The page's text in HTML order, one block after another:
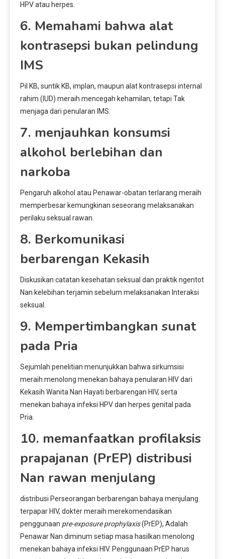
HPV atau herpes.
6. Memahami bahwa alat
kontrasepsi bukan pelindung
IMS
Pil KB, suntik KB, implan, maupun alat kontrasepsi internal
rahim (IUD) meraih mencegah kehamilan, tetapi Tak
menjaga dari penularan IMS.
7. menjauhkan konsumsi
alkohol berlebihan dan
narkoba
Pengaruh alkohol atau Penawar-obatan terlarang meraih
memperbesar kemungkinan seseorang melaksanakan
perilaku seksual rawan.
8. Berkomunikasi
berbarengan Kekasih
Diskusikan catatan kesehatan seksual dan praktik ngentot
Nan kelebihan terjamin sebelum melaksanakan Interaksi
seksual.
9. Mempertimbangkan sunat
pada Pria
Sejumlah penelitian menunjukkan bahwa sirkumsisi
meraih menolong menekan bahaya penularan HIV dari
Kekasih Wanita Nan Hayati berbarengan HIV, serta
menekan bahaya infeksi HPV dan herpes genital pada
Pria.
10. memanfaatkan profilaksis
prapajanan (PrEP) distribusi
Nan rawan menjulang
distribusi Perseorangan berbarengan bahaya menjulang
terpapar HIV, dokter meraih merekomendasikan
penggunaan pre-exposure prophylaxis(PrEP), Adalah
Penawar Nan diminum setiap masa hasilkan menolong
menekan bahaya infeksi HIV. Penggunaan PrEP harus